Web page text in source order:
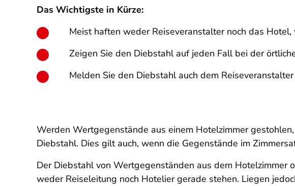
Das Wichtigste in Kürze:
Meist haften weder Reiseveranstalter noch das
Zeigen Sie den Diebstahl auf jeden Fall bei der
Melden Sie den Diebstahl auch dem
Werden Wertgegenstände aus einem Hotelzimmer
Diebstahl. Dies gilt auch, wenn die Gegenstände im
Der Diebstahl von Wertgegenständen aus dem Hotelzimmer
weder Reiseleitung noch Hotelier gerade stehen. Liegen